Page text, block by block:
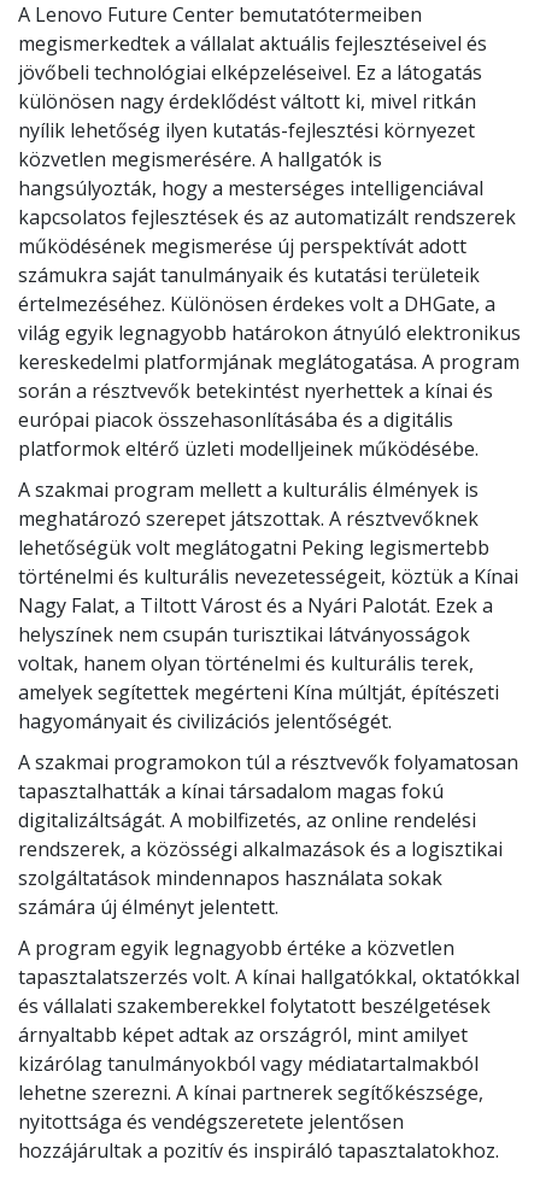
A Lenovo Future Center bemutatótermeiben
megismerkedtek a vállalat aktuális fejlesztéseivel és
jövőbeli technológiai elképzeléseivel. Ez a látogatás
különösen nagy érdeklődést váltott ki, mivel ritkán
nyílik lehetőség ilyen kutatás-fejlesztési környezet
közvetlen megismerésére. A hallgatók is
hangsúlyozták, hogy a mesterséges intelligenciával
kapcsolatos fejlesztések és az automatizált rendszerek
működésének megismerése új perspektívát adott
számukra saját tanulmányaik és kutatási területeik
értelmezéséhez. Különösen érdekes volt a DHGate, a
világ egyik legnagyobb határokon átnyúló elektronikus
kereskedelmi platformjának meglátogatása. A program
során a résztvevők betekintést nyerhettek a kínai és
európai piacok összehasonlításába és a digitális
platformok eltérő üzleti modelljeinek működésébe.
A szakmai program mellett a kulturális élmények is
meghatározó szerepet játszottak. A résztvevőknek
lehetőségük volt meglátogatni Peking legismertebb
történelmi és kulturális nevezetességeit, köztük a Kínai
Nagy Falat, a Tiltott Várost és a Nyári Palotát. Ezek a
helyszínek nem csupán turisztikai látványosságok
voltak, hanem olyan történelmi és kulturális terek,
amelyek segítettek megérteni Kína múltját, építészeti
hagyományait és civilizációs jelentőségét.
A szakmai programokon túl a résztvevők folyamatosan
tapasztalhatták a kínai társadalom magas fokú
digitalizáltságát. A mobilfizetés, az online rendelési
rendszerek, a közösségi alkalmazások és a logisztikai
szolgáltatások mindennapos használata sokak
számára új élményt jelentett.
A program egyik legnagyobb értéke a közvetlen
tapasztalatszerzés volt. A kínai hallgatókkal, oktatókkal
és vállalati szakemberekkel folytatott beszélgetések
árnyaltabb képet adtak az országról, mint amilyet
kizárólag tanulmányokból vagy médiatartalmakból
lehetne szerezni. A kínai partnerek segítőkészsége,
nyitottsága és vendégszeretete jelentősen
hozzájárultak a pozitív és inspiráló tapasztalatokhoz.